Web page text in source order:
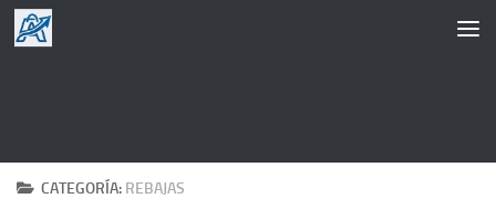
Saltar al contenido
CATEGORÍA: REBAJAS